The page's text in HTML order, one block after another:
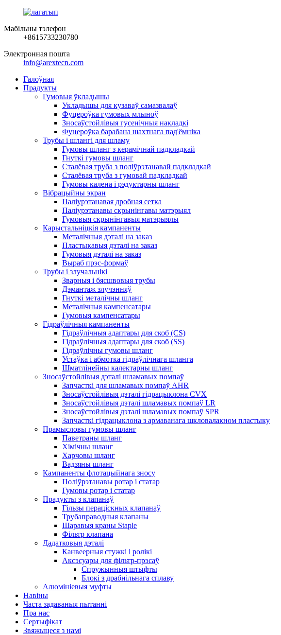
Мабільны тэлефон
+8615733230780
Электронная пошта
info@arextecn.com
Галоўная
Прадукты
Гумовыя ўкладышы
Укладышы для кузаваў самазвалаў
Фуцероўка гумовых млыноў
Зносаўстойлівыя гусенічныя накладкі
Фуцероўка барабана шахтнага пад'ёмніка
Трубы і шлангі для шламу
Гумовы шланг з керамічнай падкладкай
Гнуткі гумовы шланг
Сталёвая труба з поліўрэтанавай падкладкай
Сталёвая труба з гумовай падкладкай
Гумовы калена і рэдуктарны шланг
Вібрацыйны экран
Паліурэтанавая дробная сетка
Паліурэтанавы скрынінгавы матэрыял
Гумовыя скрынінгавыя матэрыялы
Карыстальніцкія кампаненты
Металічныя дэталі на заказ
Пластыкавыя дэталі на заказ
Гумовыя дэталі на заказ
Выраб прэс-формаў
Трубы і злучальнікі
Зварныя і бясшвовыя трубы
Дэмантаж злучэнняў
Гнуткі металічны шланг
Металічныя кампенсатары
Гумовыя кампенсатары
Гідраўлічныя кампаненты
Гідраўлічныя адаптары для скоб (CS)
Гідраўлічныя адаптары для скоб (SS)
Гідраўлічны гумовы шланг
Устаўка і абмотка гідраўлічнага шланга
Шматлінейны калектарны шланг
Зносаўстойлівыя дэталі шламавых помпаў
Запчасткі для шламавых помпаў AHR
Зносаўстойлівыя дэталі гідрацыклона CVX
Зносаўстойлівыя дэталі шламавых помпаў LR
Зносаўстойлівыя дэталі шламавых помпаў SPR
Запчасткі гідрацыклона з армаванага шкловалакном пластыку
Прамысловы гумовы шланг
Паветраны шланг
Хімічны шланг
Харчовы шланг
Вадзяны шланг
Кампаненты флотацыйнага зносу
Поліўрэтанавы ротар і статар
Гумовы ротар і статар
Прадукты з клапанаў
Гільзы пераціскных клапанаў
Трубаправодныя клапаны
Шаравыя краны Staple
Фільтр клапана
Дадатковыя дэталі
Канвеерныя стужкі і ролікі
Аксэсуары для фільтр-прэсаў
Спружынныя штыфты
Блокі з драбнільнага сплаву
Алюмініевыя муфты
Навіны
Часта задаваныя пытанні
Пра нас
Сертыфікат
Звяжыцеся з намі